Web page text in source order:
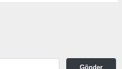
Gönder